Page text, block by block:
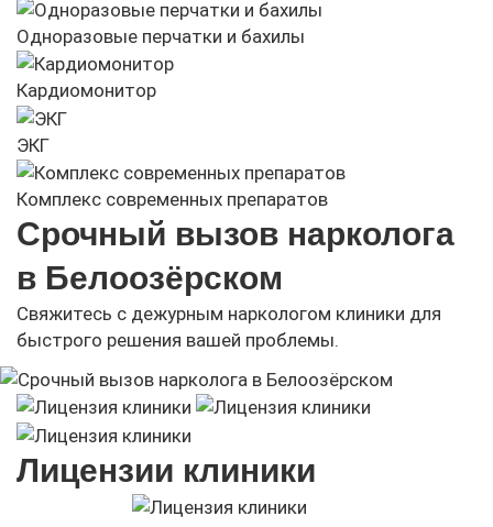
Одноразовые перчатки и бахилы
Кардиомонитор
ЭКГ
Комплекс современных препаратов
Срочный вызов нарколога
в Белоозёрском
Свяжитесь с дежурным наркологом клиники для
быстрого решения вашей проблемы.
Лицензии клиники